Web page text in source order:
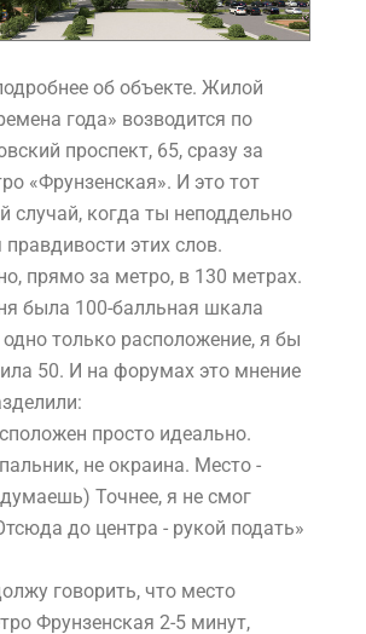
об объекте. Жилой
года» возводится по
проспект, 65, сразу за
«Фрунзенская». И это тот
случай, когда ты неподдельно
этих слов.
прямо за метро, в 130 метрах.
была 100-балльная шкала
одно только расположение, я бы
50. И на форумах это мнение
просто идеально.
не окраина. Место -
Точнее, я не смог
до центра - рукой подать»
говорить, что место
Фрунзенская 2-5 минут,